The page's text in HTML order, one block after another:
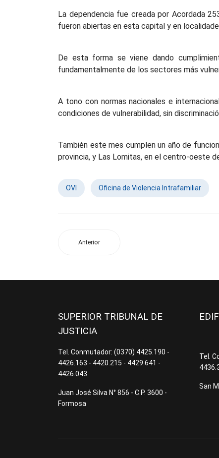
La dependencia fue creada por Acordada
fueron abiertas en esta capital y en
De esta forma se viene dando
fundamentalmente de los sectores más
A tono con normas nacionales e
condiciones de vulnerabilidad, sin
También este mes cumplen un año de
provincia, y Las Lomitas, en el centro-oeste
OVI Oficina de Violencia Intrafamiliar
Anterior
SUPERIOR TRIBUNAL DE
JUSTICIA
Tel. Conmutador: (0370) 4425.190 -
4426.163 - 4420.215 - 4429.641 -
4426.043
Juan José Silva N° 856 - C.P. 3600 -
Formosa
Tel.
San